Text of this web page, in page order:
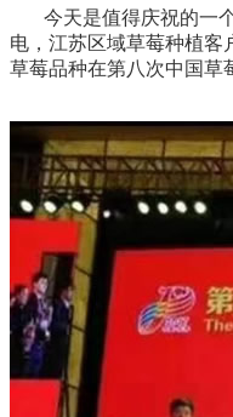
今天是值得庆祝的一
电，江苏区域草莓种植客
草莓品种在第八次中国草